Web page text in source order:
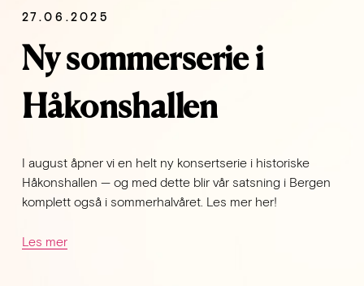
27.06.2025
Ny sommerserie i
Håkonshallen
I august åpner vi en helt ny konsertserie i historiske
Håkonshallen — og med dette blir vår satsning i Bergen
komplett også i sommerhalvåret. Les mer her!
Les mer